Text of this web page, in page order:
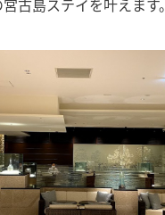
古島ステイを叶えます。